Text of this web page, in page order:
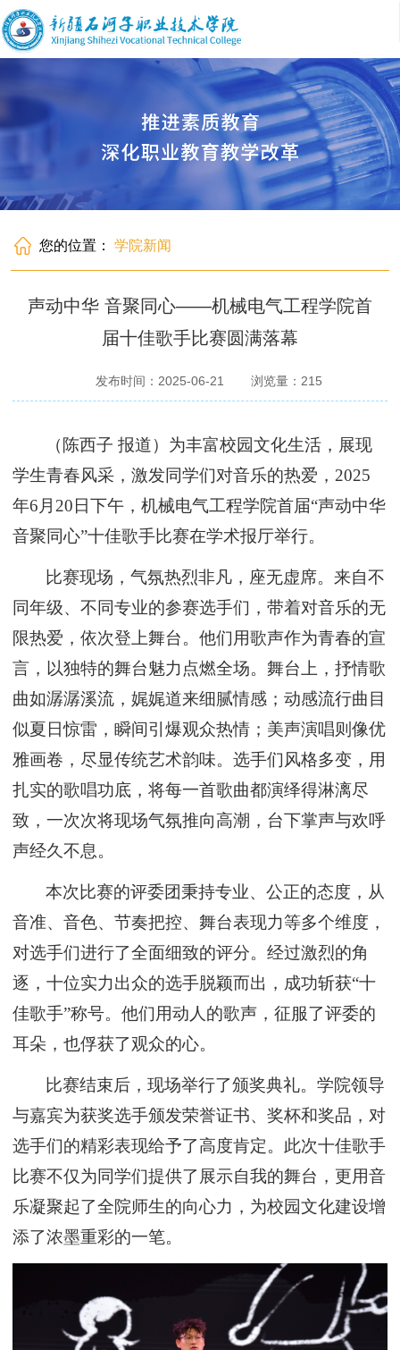
您的位置：学院新闻
声动中华 音聚同心——机械电气工程学院首
届十佳歌手比赛圆满落幕
发布时间：2025-06-21 浏览量： 215
（ 陈西子 报道） 为丰富校园文化生活，展现
学生青春风采，激发同学们对音乐的热爱， 2025
年6月20日下午 ，机械电气工程学院首届“声动中华
音聚同心”十佳歌手比赛在学术报厅举行。
比赛现场 ，气氛热烈非凡，座无虚席。来自不
同年级、不同专业的参赛选手们，带着对音乐的无
限热爱，依次登上舞台。他们用歌声作为青春的宣
言，以独特的舞台魅力点燃全场。舞台上，抒情歌
曲如潺潺溪流，娓娓道来细腻情感；动感流行曲目
似夏日惊雷，瞬间引爆观众热情；美声演唱则像优
雅画卷，尽显传统艺术韵味。选手们风格多变，用
扎实的歌唱功底，将每一首歌曲都演绎得淋漓尽
致，一次次将现场气氛推向高潮，台下掌声与欢呼
声经久不息。
本次比赛的评委团秉持专业、公正的态度，从
音准、音色、节奏把控、舞台表现力等多个维度，
对选手们进行了全面细致的评分。经过激烈的角
逐，十位实力出众的选手脱颖而出，成功斩获“十
佳歌手”称号。他们用动人的歌声，征服了评委的
耳朵，也俘获了观众的心。
比赛结束后，现场举行了颁奖典礼。学院领导
与嘉宾为获奖选手颁发荣誉证书、奖杯和奖品，对
选手们的精彩表现给予了高度肯定。此次十佳歌手
比赛不仅为同学们提供了展示自我的舞台，更用音
乐凝聚起了全院师生的向心力，为校园文化建设增
添了浓墨重彩的一笔。